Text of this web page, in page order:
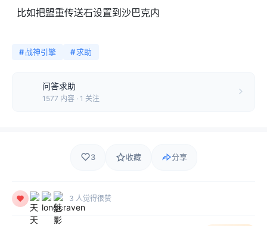
比如把盟重传送石设置到沙巴克内
#战神引擎 #求助
问答求助
1577 内容 · 1 关注
3 收藏 分享
3 人觉得很赞